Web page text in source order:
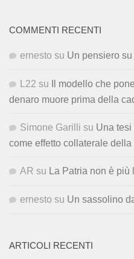
COMMENTI RECENTI
ernesto su Un pensiero
L22 su
Il modello che
denaro muore prima della
Simone Garilli su Una tesi
come effetto collaterale
AR su La Patria non è più
ernesto su Un sassolino
ARTICOLI RECENTI